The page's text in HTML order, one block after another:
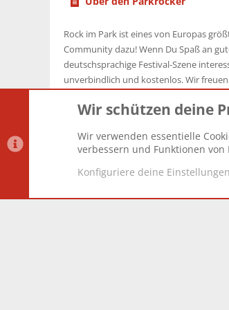
Rock im Park ist eines von Europas
Community dazu! Wenn Du Spaß an
deutschsprachige Festival-Szene
unverbindlich und kostenlos. Wir
Datenschutz-Einstellungen PR
Wir schützen deine
Wir verwenden essentielle
verbessern und Funktionen
Konfiguriere deine